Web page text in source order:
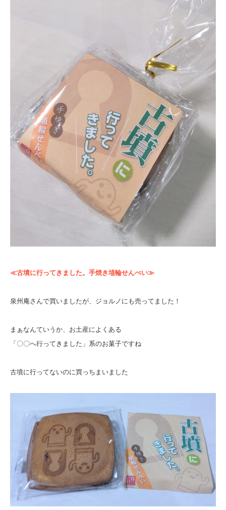
≪古墳に行ってきました。手焼き埴輪せんべい≫
泉州庵さんで買いましたが、ジョルノにも売ってました！
まぁなんていうか、お土産によくある
「〇〇へ行ってきました」系のお菓子ですね
古墳に行ってないのに買っちまいました